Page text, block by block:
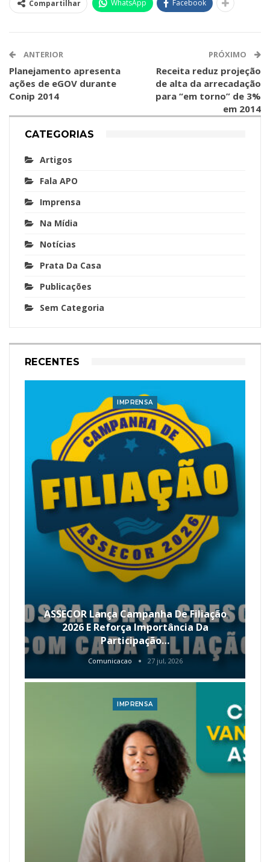
Compartilhar WhatsApp Facebook
ANTERIOR
Planejamento apresenta
ações de eGOV durante
Conip 2014
PRÓXIMO
Receita reduz projeção
de alta da arrecadação
para “em torno” de 3%
em 2014
CATEGORIAS
Artigos
Fala APO
Imprensa
Na Mídia
Notícias
Prata Da Casa
Publicações
Sem Categoria
RECENTES
IMPRENSA
ASSECOR Lança Campanha De Filiação
2026 E Reforça Importância Da
Participação…
Comunicacao 27 jul, 2026
IMPRENSA